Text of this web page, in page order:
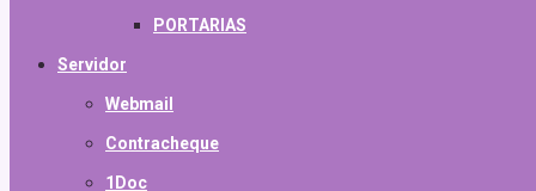
PORTARIAS
Servidor
Webmail
Contracheque
1Doc